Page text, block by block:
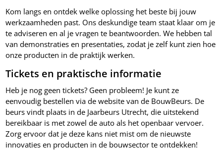
Kom langs en ontdek welke oplossing het beste bij jouw
werkzaamheden past. Ons deskundige team staat klaar om je
te adviseren en al je vragen te beantwoorden. We hebben tal
van demonstraties en presentaties, zodat je zelf kunt zien hoe
onze producten in de praktijk werken.
Tickets en praktische informatie
Heb je nog geen tickets? Geen probleem! Je kunt ze
eenvoudig bestellen via de website van de BouwBeurs. De
beurs vindt plaats in de Jaarbeurs Utrecht, die uitstekend
bereikbaar is met zowel de auto als het openbaar vervoer.
Zorg ervoor dat je deze kans niet mist om de nieuwste
innovaties en producten in de bouwsector te ontdekken!